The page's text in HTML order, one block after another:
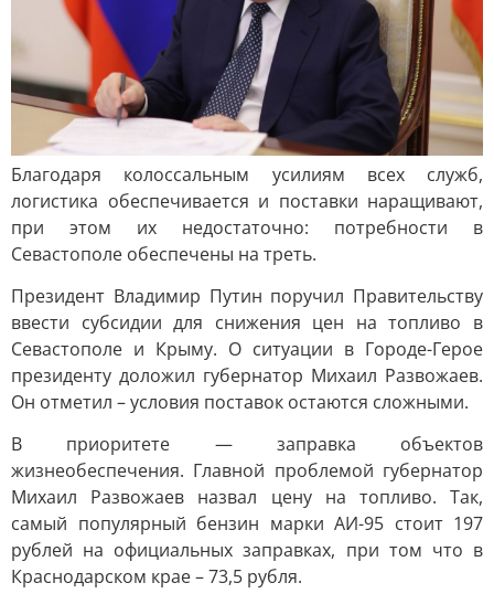
Благодаря колоссальным усилиям всех служб,
логистика обеспечивается и поставки наращивают,
при этом их недостаточно: потребности в
Севастополе обеспечены на треть.
Президент Владимир Путин поручил Правительству
ввести субсидии для снижения цен на топливо в
Севастополе и Крыму. О ситуации в Городе-Герое
президенту доложил губернатор Михаил Развожаев.
Он отметил – условия поставок остаются сложными.
В приоритете — заправка объектов
жизнеобеспечения. Главной проблемой губернатор
Михаил Развожаев назвал цену на топливо. Так,
самый популярный бензин марки АИ-95 стоит 197
рублей на официальных заправках, при том что в
Краснодарском крае – 73,5 рубля.